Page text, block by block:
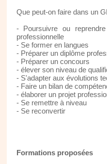
Que peut-on faire dans un
- Poursuivre ou
professionnelle
- Se former en langues
- Préparer un diplôme
- Préparer un concours
- élever son niveau de
- S'adapter aux évolutions
- Faire un bilan de
- élaborer un projet
- Se remettre à niveau
- Se reconvertir
Formations proposées